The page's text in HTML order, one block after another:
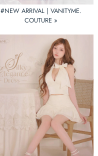
#NEW ARRIVAL | VANITYME.
COUTURE »